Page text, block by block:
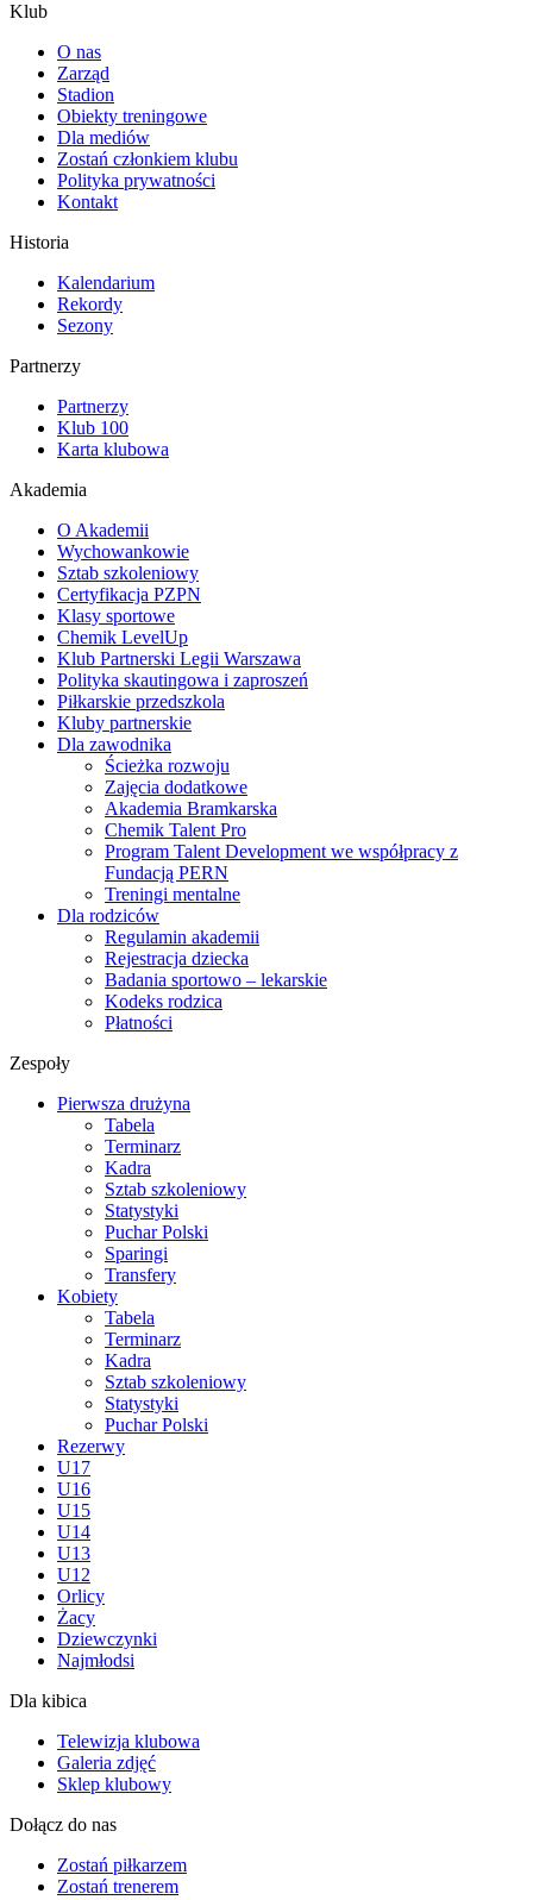
Klub
O nas
Zarząd
Stadion
Obiekty treningowe
Dla mediów
Zostań członkiem klubu
Polityka prywatności
Kontakt
Historia
Kalendarium
Rekordy
Sezony
Partnerzy
Partnerzy
Klub 100
Karta klubowa
Akademia
O Akademii
Wychowankowie
Sztab szkoleniowy
Certyfikacja PZPN
Klasy sportowe
Chemik LevelUp
Klub Partnerski Legii Warszawa
Polityka skautingowa i zaproszeń
Piłkarskie przedszkola
Kluby partnerskie
Dla zawodnika
Ścieżka rozwoju
Zajęcia dodatkowe
Akademia Bramkarska
Chemik Talent Pro
Program Talent Development we współpracy z
Fundacją PERN
Treningi mentalne
Dla rodziców
Regulamin akademii
Rejestracja dziecka
Badania sportowo – lekarskie
Kodeks rodzica
Płatności
Zespoły
Pierwsza drużyna
Tabela
Terminarz
Kadra
Sztab szkoleniowy
Statystyki
Puchar Polski
Sparingi
Transfery
Kobiety
Tabela
Terminarz
Kadra
Sztab szkoleniowy
Statystyki
Puchar Polski
Rezerwy
U17
U16
U15
U14
U13
U12
Orlicy
Żacy
Dziewczynki
Najmłodsi
Dla kibica
Telewizja klubowa
Galeria zdjęć
Sklep klubowy
Dołącz do nas
Zostań piłkarzem
Zostań trenerem